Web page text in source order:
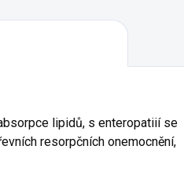
lipidů, s enteropatiií se
resorpčních onemocnění,